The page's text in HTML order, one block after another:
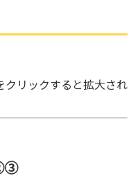
リックすると拡大され